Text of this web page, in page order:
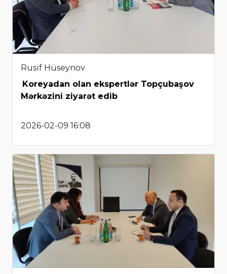
Rusif Hüseynov
Koreyadan olan ekspertlər Topçubaşov
Mərkəzini ziyarət edib
2026-02-09 16:08